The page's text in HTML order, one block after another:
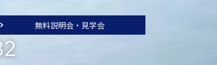
無料説明会・ 見学会